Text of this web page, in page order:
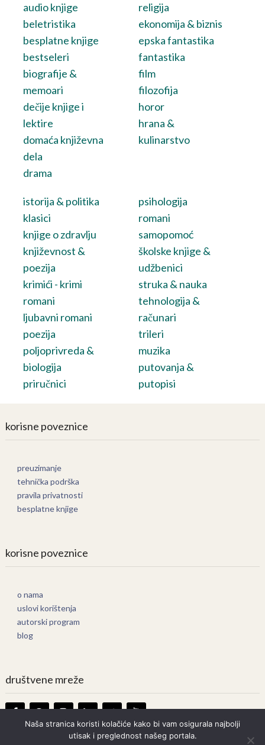
audio knjige
beletristika
besplatne knjige
bestseleri
biografije &
memoari
dečije knjige i
lektire
domaća književna
dela
drama
religija
ekonomija & biznis
epska fantastika
fantastika
film
filozofija
horor
hrana &
kulinarstvo
istorija & politika
klasici
knjige o zdravlju
književnost &
poezija
krimići - krimi
romani
ljubavni romani
poezija
poljoprivreda &
biologija
priručnici
psihologija
romani
samopomoć
školske knjige &
udžbenici
struka & nauka
tehnologija &
računari
trileri
muzika
putovanja &
putopisi
korisne poveznice
preuzimanje
tehnička podrška
pravila privatnosti
besplatne knjige
korisne poveznice
o nama
uslovi korištenja
autorski program
blog
društvene mreže
Naša stranica koristi kolačiće kako bi vam osigurala najbolji
utisak i preglednost našeg portala.